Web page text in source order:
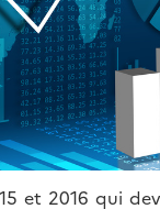
et 2016 qui